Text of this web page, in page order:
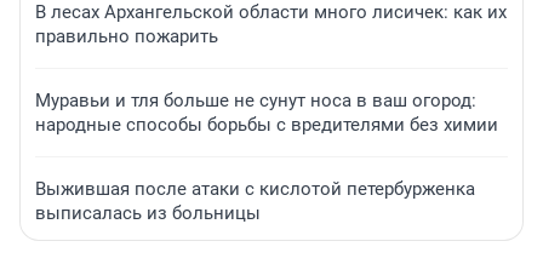
В лесах Архангельской области много лисичек: как их
правильно пожарить
Муравьи и тля больше не сунут носа в ваш огород:
народные способы борьбы с вредителями без химии
Выжившая после атаки с кислотой петербурженка
выписалась из больницы